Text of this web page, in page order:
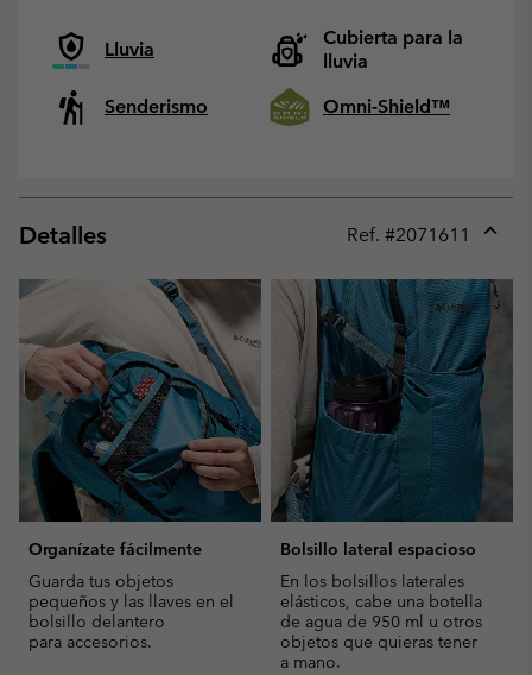
Lluvia
Cubierta para la
lluvia
Senderismo
Omni-Shield™
Detalles Ref. #2071611
or
Organízate fácilmente
Guarda tus objetos
pequeños y las llaves en el
bolsillo delantero
para accesorios.
Bolsillo lateral espacioso
En los bolsillos laterales
elásticos, cabe una botella
de agua de 950 ml u otros
objetos que quieras tener
a mano.